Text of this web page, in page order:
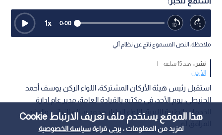
هذا الموقع يستخدم ملف تعريف الارتباط Cookie
لمزيد من المعلومات ، يرجى قراءةسياسة الخصوصية
0:00
1x
ملاحظة: النص المسموع ناتج عن نظام آلي
نشر : منذ 15 ساعة
|
الأردن
استقبل رئيس هيئة الأركان المشتركة، اللواء الركن يوسف أحمد
الحنيطي، يوم الأحد، في مكتبه بالقيادة العامة، مدير عام إدارة
الخدمات الطبية الليبية، اللواء الطيار محمد سالم الزياني، والوفد